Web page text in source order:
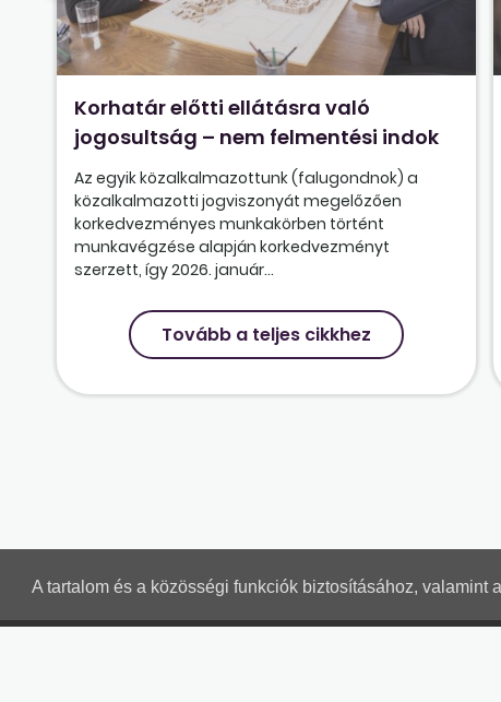
A tartalom és a közösségi funkciók biztosításához,
Korhatár előtti ellátásra való
jogosultság – nem felmentési indok
Az egyik közalkalmazottunk (falugondnok) a
közalkalmazotti jogviszonyát megelőzően
korkedvezményes munkakörben történt
munkavégzése alapján korkedvezményt
szerzett, így 2026. január...
Tovább a teljes cikkhez